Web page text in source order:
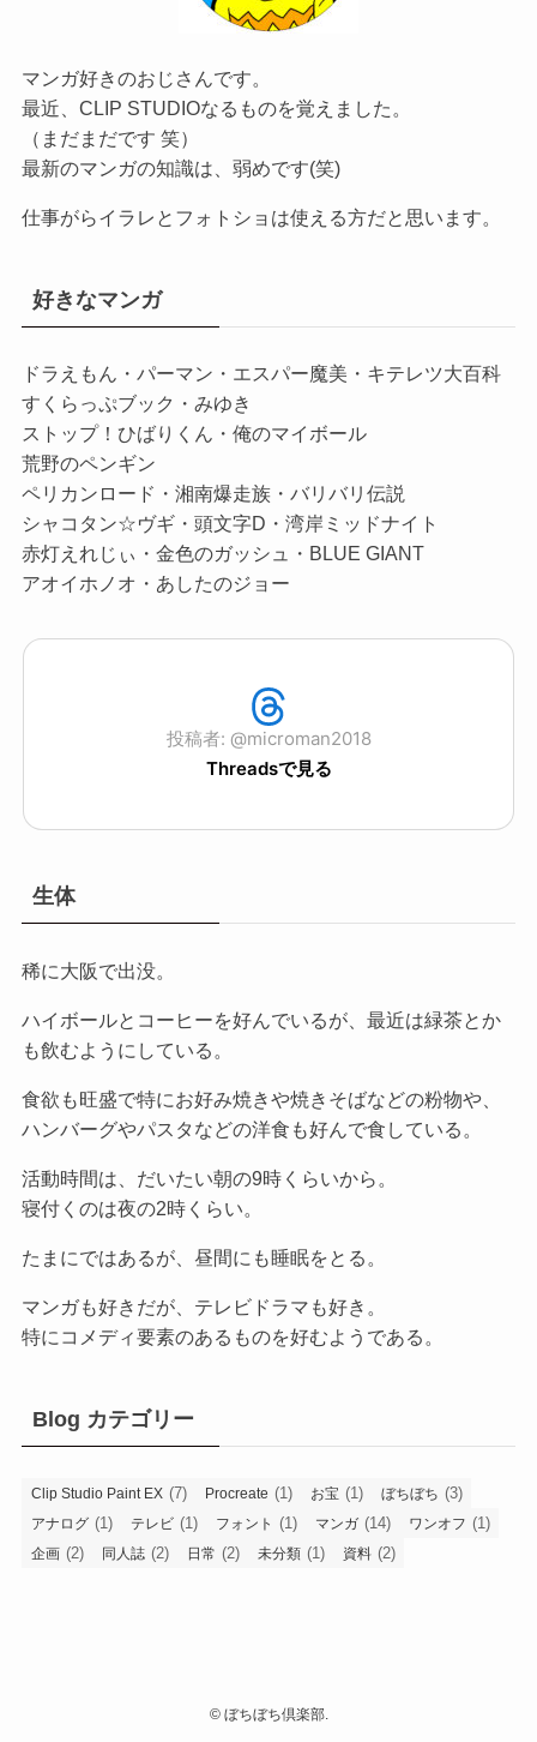
マンガ好きのおじさんです。
最近、CLIP STUDIOなるものを覚えました。
（まだまだです 笑）
最新のマンガの知識は、弱めです(笑)
仕事がらイラレとフォトショは使える方だと思います。
好きなマンガ
ドラえもん・パーマン・エスパー魔美・キテレツ大百科
すくらっぷブック・みゆき
ストップ！ひばりくん・俺のマイボール
荒野のペンギン
ペリカンロード・湘南爆走族・バリバリ伝説
シャコタン☆ヴギ・頭文字D・湾岸ミッドナイト
赤灯えれじぃ・金色のガッシュ・BLUE GIANT
アオイホノオ・あしたのジョー
投稿者: @microman2018
Threadsで見る
生体
稀に大阪で出没。
ハイボールとコーヒーを好んでいるが、最近は緑茶とか
も飲むようにしている。
食欲も旺盛で特にお好み焼きや焼きそばなどの粉物や、
ハンバーグやパスタなどの洋食も好んで食している。
活動時間は、だいたい朝の9時くらいから。
寝付くのは夜の2時くらい。
たまにではあるが、昼間にも睡眠をとる。
マンガも好きだが、テレビドラマも好き。
特にコメディ要素のあるものを好むようである。
Blog カテゴリー
Clip Studio Paint EX (7) Procreate (1) お宝 (1) ぼちぼち (3)
アナログ (1) テレビ (1) フォント (1) マンガ (14) ワンオフ (1)
企画 (2) 同人誌 (2) 日常 (2) 未分類 (1) 資料 (2)
©ぼちぼち倶楽部.